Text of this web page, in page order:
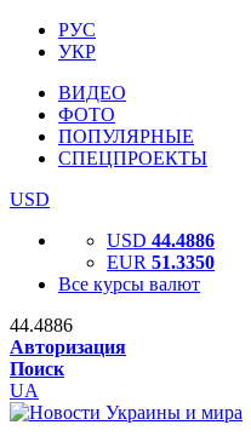
РУС
УКР
ВИДЕО
ФОТО
ПОПУЛЯРНЫЕ
СПЕЦПРОЕКТЫ
USD
USD 44.4886
EUR 51.3350
Все курсы валют
44.4886
Авторизация
Поиск
UA